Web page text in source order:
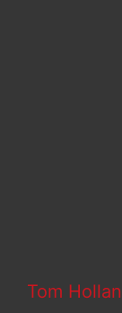
Tom